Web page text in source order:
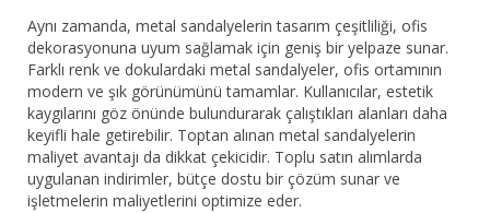
Aynı zamanda, metal sandalyelerin tasarım çeşitliliği, ofis
dekorasyonuna uyum sağlamak için geniş bir yelpaze sunar.
Farklı renk ve dokulardaki metal sandalyeler, ofis ortamının
modern ve şık görünümünü tamamlar. Kullanıcılar, estetik
kaygılarını göz önünde bulundurarak çalıştıkları alanları daha
keyifli hale getirebilir. Toptan alınan metal sandalyelerin
maliyet avantajı da dikkat çekicidir. Toplu satın alımlarda
uygulanan indirimler, bütçe dostu bir çözüm sunar ve
işletmelerin maliyetlerini optimize eder.